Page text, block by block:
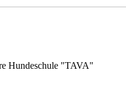
Hundeschule "TAVA"